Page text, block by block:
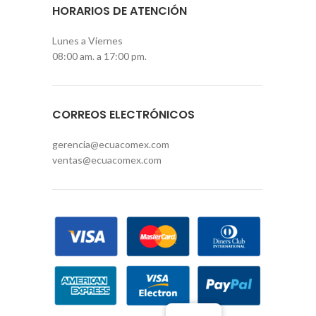
HORARIOS DE ATENCIÓN
Lunes a Viernes
08:00 am. a 17:00 pm.
CORREOS ELECTRÓNICOS
gerencia@ecuacomex.com
ventas@ecuacomex.com